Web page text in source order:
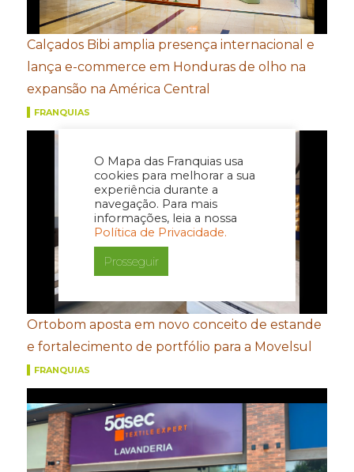
O Mapa das Franquias usa
cookies para melhorar a sua
experiência durante a
navegação. Para mais
informações, leia a nossa
Política de Privacidade.
Prosseguir
Calçados Bibi amplia presença internacional e
lança e-commerce em Honduras de olho na
expansão na América Central
FRANQUIAS
Ortobom aposta em novo conceito de estande
e fortalecimento de portfólio para a Movelsul
FRANQUIAS